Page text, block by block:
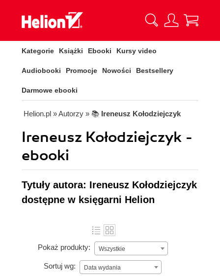
Kategorie Książki Ebooki Kursy video
Audiobooki Promocje Nowości Bestsellery
Darmowe ebooki
Helion.pl » Autorzy » 📚 Ireneusz Kołodziejczyk
Ireneusz Kołodziejczyk -
ebooki
Tytuły autora: Ireneusz Kołodziejczyk
dostępne w księgarni Helion
Pokaż produkty: Wszystkie
Sortuj wg: Data wydania